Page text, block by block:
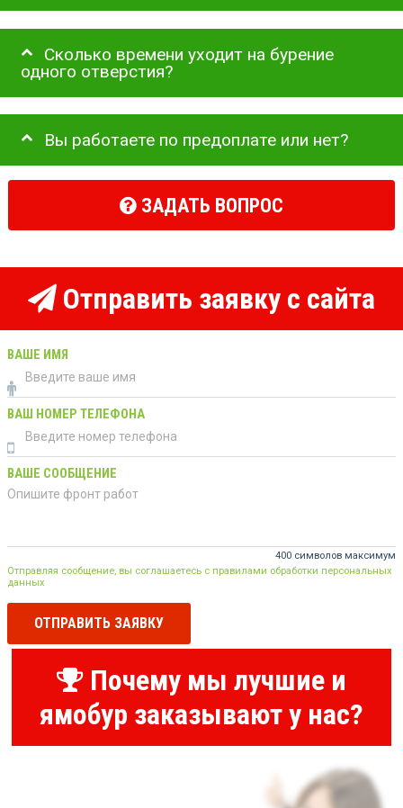
Сколько времени уходит на бурение
одного отверстия?
Вы работаете по предоплате или нет?
ЗАДАТЬ ВОПРОС
Отправить заявку с сайта
ВАШЕ ИМЯ
ВАШ НОМЕР ТЕЛЕФОНА
ВАШЕ СООБЩЕНИЕ
400 символов максимум
Отправляя сообщение, вы соглашаетесь с правилами обработки персональных
данных
ОТПРАВИТЬ ЗАЯВКУ
Почему мы лучшие и
ямобур заказывают у нас?